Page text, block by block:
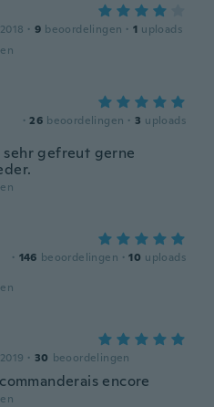
· 9 beoordelingen · 1 uploads
· 26 beoordelingen · 3 uploads
sehr gefreut gerne
· 146 beoordelingen · 10 uploads
· 30 beoordelingen
encore